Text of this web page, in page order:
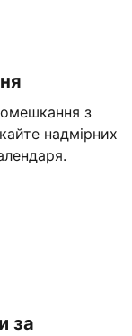
з
надмірних
за